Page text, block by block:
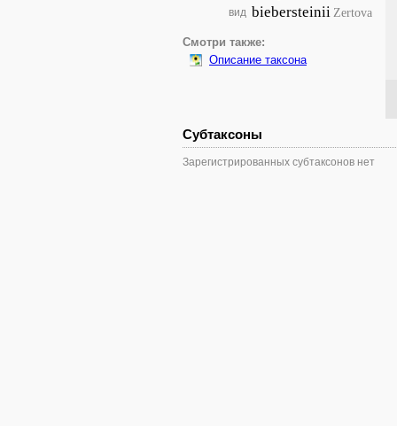
вид biebersteinii Zertova
Смотри также:
Описание таксона
Субтаксоны
Зарегистрированных субтаксонов нет